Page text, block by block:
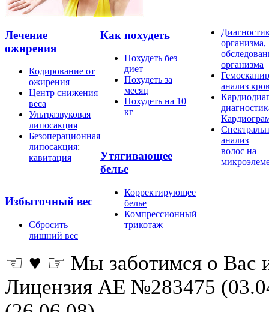
Лечение
ожирения
Кодирование от
ожирения
Центр снижения
веса
Ультразвуковая
липосакция
Безоперационная
липосакция:
кавитация
Избыточный вес
Сбросить
лишний вес
Как похудеть
Похудеть без
диет
Похудеть за
месяц
Похудеть на 10
кг
Утягивающее
белье
Корректирующее
белье
Компрессионный
трикотаж
организма,
организма
анализ
анализ
волос на
☜ ♥ ☞ Мы заботимся о Вас
Лицензия АЕ №283475